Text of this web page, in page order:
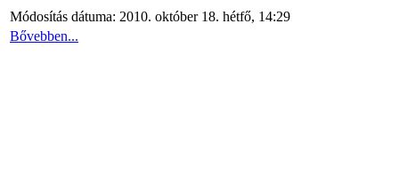
Módosítás dátuma: 2010. október 18. hétfő, 14:29
Bővebben...